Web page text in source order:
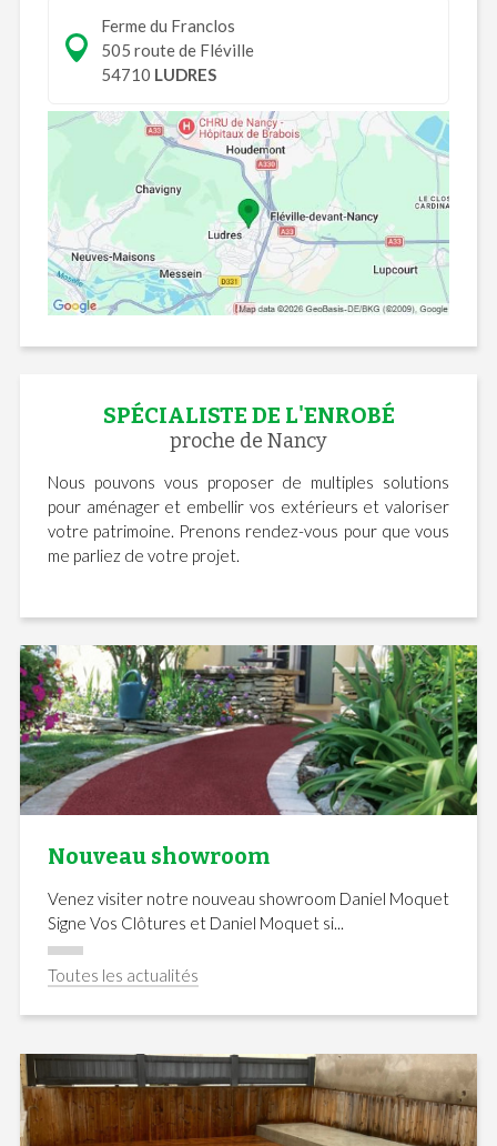
Ferme du Franclos
505 route de Fléville
54710 LUDRES
SPÉCIALISTE DE L'ENROBÉ
proche de Nancy
Nous pouvons vous proposer de multiples solutions
pour aménager et embellir vos extérieurs et valoriser
votre patrimoine. Prenons rendez-vous pour que vous
me parliez de votre projet.
Nouveau showroom
Venez visiter notre nouveau showroom Daniel Moquet
Signe Vos Clôtures et Daniel Moquet si...
Toutes les actualités